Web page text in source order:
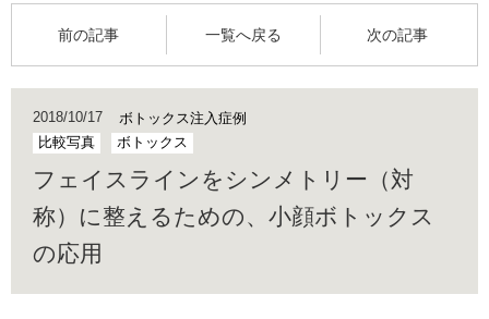
前の記事 一覧へ戻る 次の記事
2018/10/17
ボトックス注入症例
比較写真
ボトックス
フェイスラインをシンメトリー（対
称）に整えるための、小顔ボトックス
の応用